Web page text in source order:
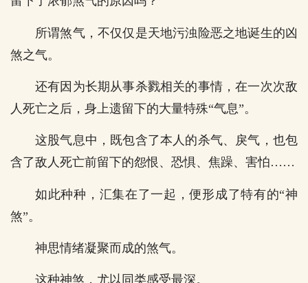
所谓煞气，不仅仅是天地污浊险恶之地诞生的凶
煞之气。
还有因为长期从事杀戮相关的事情，在一次次敌
人死亡之后，身上遗留下的大量特殊“气息”。
这股气息中，既包含了本人的杀气、戾气，也包
含了敌人死亡前留下的怨恨、恐惧、焦躁、害怕……
如此种种，汇集在了一起，便形成了特有的“神
煞”。
神思情绪凝聚而成的煞气。
这种神煞，尤以同类感受最深。